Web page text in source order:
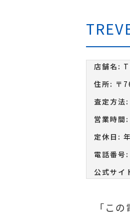
店舗名:
住所: 〒
査定方法:
営業時間:
定休日:
電話番号:
公式サイ
「こ